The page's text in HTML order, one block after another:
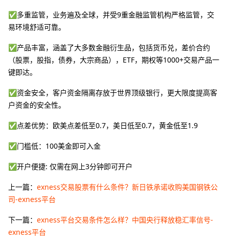
✅多重监管，业务遍及全球，并受9重金融监管机构严格监管，交
易环境舒适可靠。
✅产品丰富，涵盖了大多数金融衍生品，包括货币兑，差价合约
（股票，股指，债券，大宗商品），ETF，期权等1000+交易产品一
键即达。
✅资金安全，客户资金隔离存放于世界顶级银行，更大限度提高客
户资金的安全性。
✅点差优势：欧美点差低至0.7，美日低至0.7，黄金低至1.9
✅门槛低：100美金即可入金
✅开户便捷: 仅需在网上3分钟即可开户
上一篇： exness交易股票有什么条件？新日铁承诺收购美国钢铁公
司-exness平台
下一篇： exness平台交易条件怎么样？中国央行释放稳汇率信号-
exness平台